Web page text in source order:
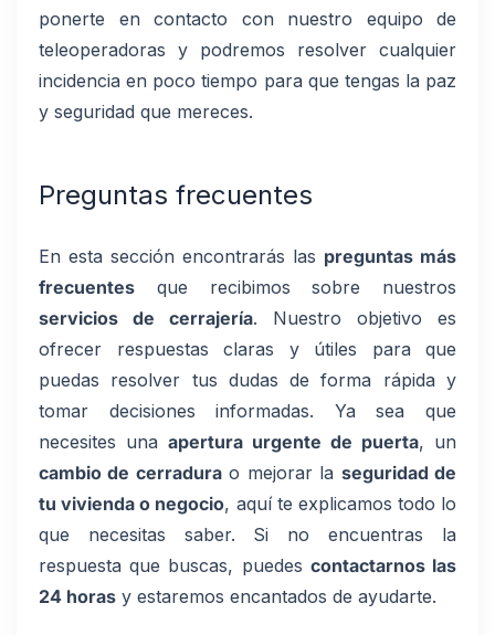
ponerte en contacto con nuestro equipo de
teleoperadoras y podremos resolver cualquier
incidencia en poco tiempo para que tengas la paz
y seguridad que mereces.
Preguntas frecuentes
En esta sección encontrarás las preguntas más
frecuentes que recibimos sobre nuestros
servicios de cerrajería. Nuestro objetivo es
ofrecer respuestas claras y útiles para que
puedas resolver tus dudas de forma rápida y
tomar decisiones informadas. Ya sea que
necesites una apertura urgente de puerta, un
cambio de cerradurao mejorar la seguridad de
tu vivienda o negocio, aquí te explicamos todo lo
que necesitas saber. Si no encuentras la
respuesta que buscas, puedes contactarnos las
24 horas y estaremos encantados de ayudarte.